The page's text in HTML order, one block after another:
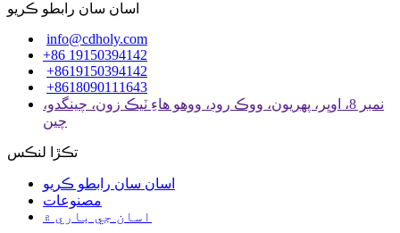
اسان سان رابطو ڪريو
info@cdholy.com
+86 19150394142
+8619150394142
+8618090111643
نمبر 8، اوڀر، پهريون، ووڪ روڊ، ووهو هاءِ ٽيڪ زون، چينگدو،
چين
تڪڙا لنڪس
اسان سان رابطو ڪريو
مصنوعات
اسان جي باري ۾